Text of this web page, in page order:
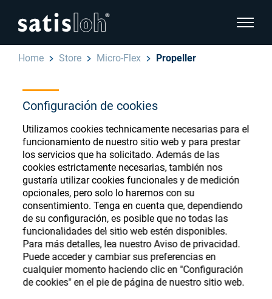
Configuración de cookies
Utilizamos cookies technicamente necesarias para el
funcionamiento de nuestro sitio web y para prestar
los servicios que ha solicitado. Además de las
cookies estrictamente necesarias, también nos
gustaría utilizar cookies funcionales y de medición
opcionales, pero solo lo haremos con su
consentimiento. Tenga en cuenta que, dependiendo
de su configuración, es posible que no todas las
funcionalidades del sitio web estén disponibles.
Para más detalles, lea nuestro Aviso de privacidad.
Puede acceder y cambiar sus preferencias en
cualquier momento haciendo clic en "Configuración
de cookies" en el pie de página de nuestro sitio web.
show
Español
Oftálmica
Óptica de Precisión
Quiénes Somos
Carrera
Store
English
Deutsch
汉语
Français
Home Store Micro-Flex Propeller
Ophthalmic Consumables
Store
Register or Sign-in to access your accounts
and explore our wide range of ophthalmic
consumables
Register Sign-In